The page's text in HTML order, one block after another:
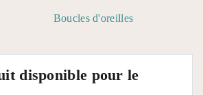
Boucles d'oreilles
disponible pour le